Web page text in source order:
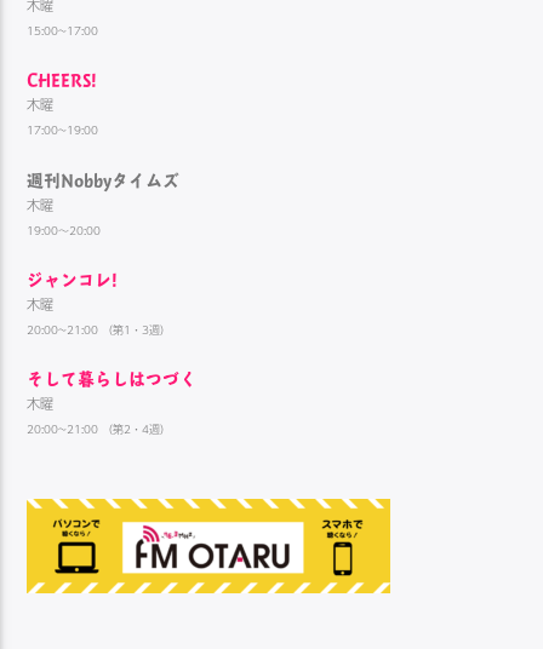
木曜
15:00~17:00
CHEERS!
木曜
17:00~19:00
週刊Nobbyタイムズ
木曜
19:00～20:00
ジャンコレ!
木曜
20:00~21:00 （第1・3週）
そして暮らしはつづく
木曜
20:00~21:00 （第2・4週）